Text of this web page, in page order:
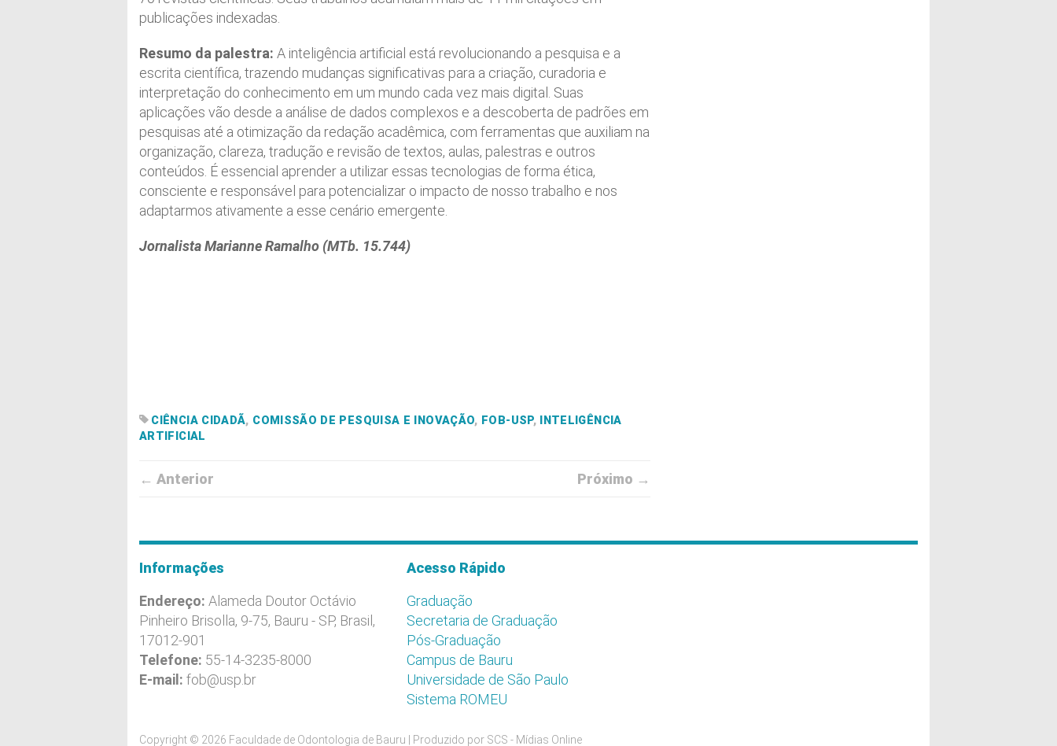
publicações indexadas.
Resumo da palestra: A inteligência artificial está revolucionando a pesquisa e a
escrita científica, trazendo mudanças significativas para a criação, curadoria e
interpretação do conhecimento em um mundo cada vez mais digital. Suas
aplicações vão desde a análise de dados complexos e a descoberta de padrões em
pesquisas até a otimização da redação acadêmica, com ferramentas que auxiliam na
organização, clareza, tradução e revisão de textos, aulas, palestras e outros
conteúdos. É essencial aprender a utilizar essas tecnologias de forma ética,
consciente e responsável para potencializar o impacto de nosso trabalho e nos
adaptarmos ativamente a esse cenário emergente.
Jornalista Marianne Ramalho (MTb. 15.744)
CIÊNCIA CIDADÃ, COMISSÃO DE PESQUISA E INOVAÇÃO, FOB-USP,
INTELIGÊNCIA
ARTIFICIAL
← Anterior Próximo →
Informações
Endereço: Alameda Doutor Octávio
Pinheiro Brisolla, 9-75, Bauru - SP, Brasil,
17012-901
Telefone: 55-14-3235-8000
E-mail: fob@usp.br
Acesso Rápido
Graduação
Secretaria de Graduação
Pós-Graduação
Campus de Bauru
Universidade de São Paulo
Sistema ROMEU
Copyright © 2026 Faculdade de Odontologia de Bauru | Produzido por SCS - Mídias Online